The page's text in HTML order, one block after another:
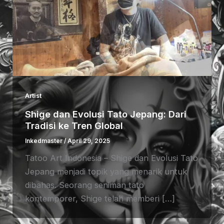
Artist
Shige dan Evolusi Tato Jepang: Dari
Tradisi ke Tren Global
Inkedmaster/ April 29, 2025
Tatoo Art Indonesia – Shige dan Evolusi Tato
Jepang menjadi topik yang menarik untuk
dibahas. Seorang seniman tato
kontemporer, Shige telah memberi […]